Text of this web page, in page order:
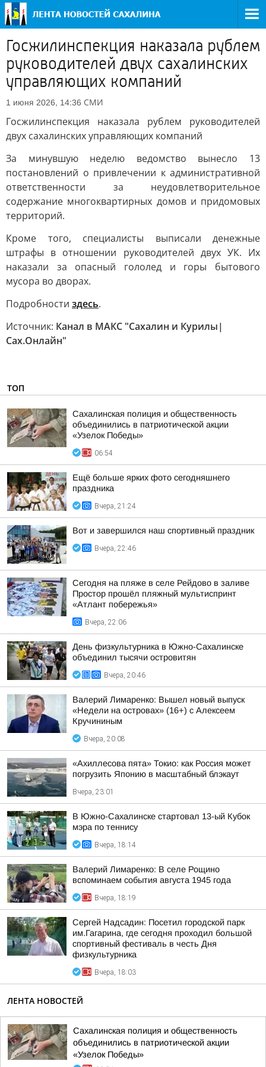
Госжилинспекция наказала рублем
руководителей двух сахалинских
управляющих компаний
1 июня 2026, 14:36 СМИ
Госжилинспекция наказала рублем руководителей
двух сахалинских управляющих компаний
За минувшую неделю ведомство вынесло 13
постановлений о привлечении к административной
ответственности за неудовлетворительное
содержание многоквартирных домов и придомовых
территорий.
Кроме того, специалисты выписали денежные
штрафы в отношении руководителей двух УК. Их
наказали за опасный гололед и горы бытового
мусора во дворах.
Подробности здесь.
Источник: Канал в МАКС "Сахалин и Курилы|
Сах.Онлайн"
ТОП
Сахалинская полиция и общественность
объединились в патриотической акции
«Узелок Победы»
06:54
Ещё больше ярких фото сегодняшнего
праздника
Вчера, 21:24
Вот и завершился наш спортивный праздник
Вчера, 22:46
Сегодня на пляже в селе Рейдово в заливе
Простор прошёл пляжный мультиспринт
«Атлант побережья»
Вчера, 22:06
День физкультурника в Южно-Сахалинске
объединил тысячи островитян
Вчера, 20:46
Валерий Лимаренко: Вышел новый выпуск
«Недели на островах» (16+) с Алексеем
Кручининым
Вчера, 20:08
«Ахиллесова пята» Токио: как Россия может
погрузить Японию в масштабный блэкаут
Вчера, 23:01
В Южно-Сахалинске стартовал 13-ый Кубок
мэра по теннису
Вчера, 18:14
Валерий Лимаренко: В селе Рощино
вспоминаем события августа 1945 года
Вчера, 18:19
Сергей Надсадин: Посетил городской парк
им.Гагарина, где сегодня проходил большой
спортивный фестиваль в честь Дня
физкультурника
Вчера, 18:03
ЛЕНТА НОВОСТЕЙ
Сахалинская полиция и общественность
объединились в патриотической акции
«Узелок Победы»